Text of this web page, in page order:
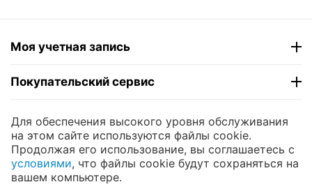
Моя учетная запись
Покупательский сервис
Контакты
© 2004 - 2026 ЮНИКОМП. На базе CS-Cartи
премиум темы —© AB: UniTheme2
Для обеспечения высокого уровня обслуживания
на этом сайте используются файлы cookie.
Продолжая его использование, вы соглашаетесь с
условиями, что файлы cookie будут сохраняться на
вашем компьютере.